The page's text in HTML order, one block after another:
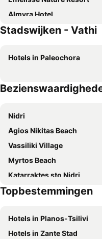
Almyra Hotel
Fiscardonna Luxury Suites
Mentor Hotel
Melissani hotel
Balhambra Suites - Adults Only
Villa Romantza
Vasilaki Apartments
Familia
Konstantinos Apartments
Hotel Pericles
Stadswijken - Vathi
Hotels in Paleochora
Nidri
Agios Nikitas Beach
Vassiliki Village
Myrtos Beach
Katarraktes sto Nidri
Porto Katsiki
Pessada
Agia Efthimia
Topbestemmingen
Hotels in Planos-Tsilivi
Hotels in Zante Stad